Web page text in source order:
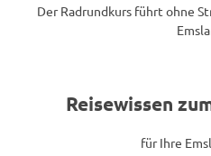
Der Radrundkurs führt ohne
Reisewissen
für Ihre